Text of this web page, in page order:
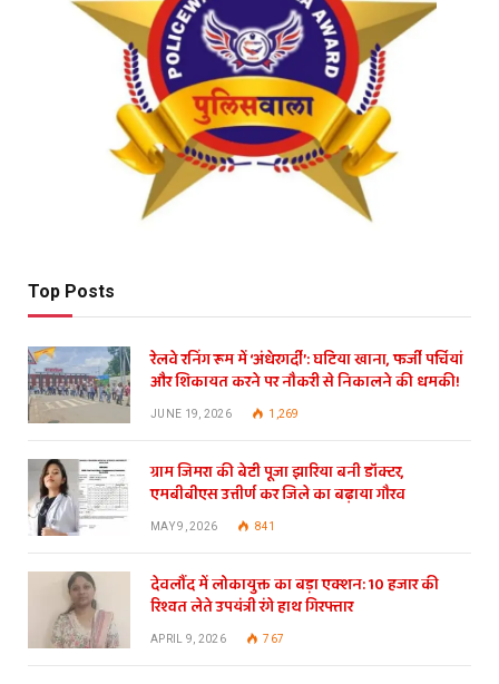
Top Posts
रेलवे रनिंग रूम में ‘अंधेरगर्दी’: घटिया खाना, फर्जी पर्चियां
और शिकायत करने पर नौकरी से निकालने की धमकी!
JUNE 19, 2026 1,269
ग्राम जिमरा की बेटी पूजा झारिया बनी डॉक्टर,
एमबीबीएस उत्तीर्ण कर जिले का बढ़ाया गौरव
MAY 9, 2026 841
देवलौंद में लोकायुक्त का बड़ा एक्शन: 10 हजार की
रिश्वत लेते उपयंत्री रंगे हाथ गिरफ्तार
APRIL 9, 2026 767